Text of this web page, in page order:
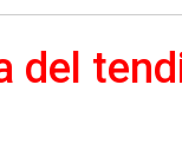
del